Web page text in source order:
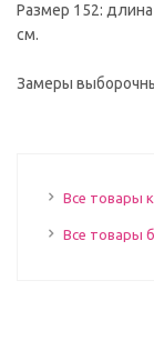
Размер 152: длина
см.
Замеры
Все товары
Все товары